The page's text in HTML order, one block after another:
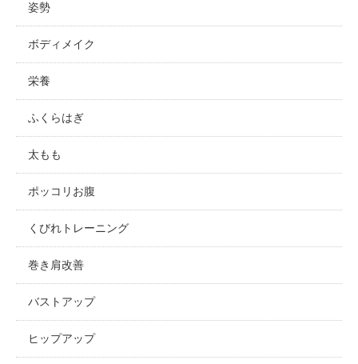
姿勢
ボディメイク
栄養
ふくらはぎ
太もも
ポッコリお腹
くびれトレーニング
巻き肩改善
バストアップ
ヒップアップ